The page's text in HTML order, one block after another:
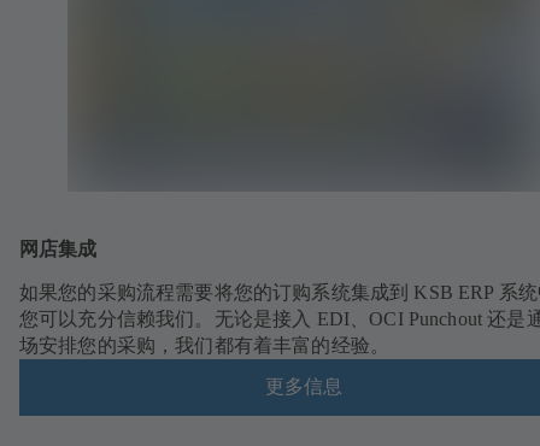
网店集成
如果您的采购流程需要将您的订购系统集成到 KSB ERP 系
您可以充分信赖我们。无论是接入 EDI、OCI Punchout 还是
场安排您的采购，我们都有着丰富的经验。
更多信息